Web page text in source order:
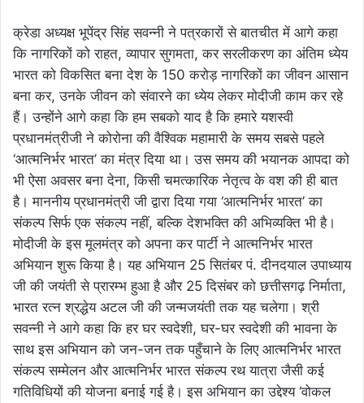
क्रेडा अध्यक्ष भूपेंद्र सिंह सवन्नी ने पत्रकारों से बातचीत में आगे कहा
कि नागरिकों को राहत, व्यापार सुगमता, कर सरलीकरण का अंतिम ध्येय
भारत को विकसित बना देश के 150 करोड़ नागरिकों का जीवन आसान
बना कर, उनके जीवन को संवारने का ध्येय लेकर मोदीजी काम कर रहे
हैं। उन्होंने आगे कहा कि हम सबको याद है कि हमारे यशस्वी
प्रधानमंत्रीजी ने कोरोना की वैश्विक महामारी के समय सबसे पहले
‘आत्मनिर्भर भारत’ का मंत्र दिया था। उस समय की भयानक आपदा को
भी ऐसा अवसर बना देना, किसी चमत्कारिक नेतृत्व के वश की ही बात
है। माननीय प्रधानमंत्री जी द्वारा दिया गया ‘आत्मनिर्भर भारत’ का
संकल्प सिर्फ एक संकल्प नहीं, बल्कि देशभक्ति की अभिव्यक्ति भी है।
मोदीजी के इस मूलमंत्र को अपना कर पार्टी ने आत्मनिर्भर भारत
अभियान शुरू किया है। यह अभियान 25 सितंबर पं. दीनदयाल उपाध्याय
जी की जयंती से प्रारम्भ हुआ है और 25 दिसंबर को छत्तीसगढ़ निर्माता,
भारत रत्न श्रद्धेय अटल जी की जन्मजयंती तक यह चलेगा। श्री
सवन्नी ने आगे कहा कि हर घर स्वदेशी, घर-घर स्वदेशी की भावना के
साथ इस अभियान को जन-जन तक पहुँचाने के लिए आत्मनिर्भर भारत
संकल्प सम्मेलन और आत्मनिर्भर भारत संकल्प रथ यात्रा जैसी कई
गतिविधियों की योजना बनाई गई है। इस अभियान का उद्देश्य ‘वोकल